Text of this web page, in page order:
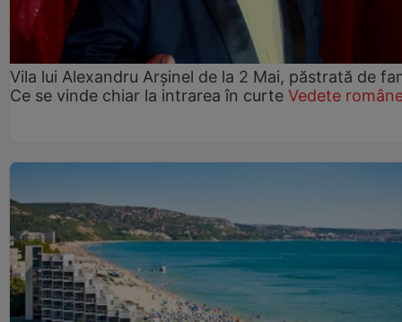
Vila lui Alexandru Arșinel de la 2 Mai, păstrată de
Ce se vinde chiar la intrarea în curte Vedete